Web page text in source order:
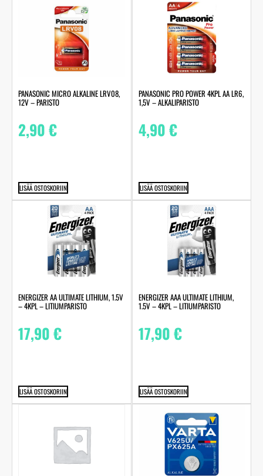
PANASONIC MICRO ALKALINE LRV08,
12V – PARISTO
2,90€
LISÄÄ OSTOSKORIIN
PANASONIC PRO POWER 4KPL AA LR6,
1,5V – ALKALIPARISTO
4,90€
LISÄÄ OSTOSKORIIN
ENERGIZER AA ULTIMATE LITHIUM, 1.5V
– 4KPL – LITIUMPARISTO
17,90€
LISÄÄ OSTOSKORIIN
ENERGIZER AAA ULTIMATE LITHIUM,
1.5V – 4KPL – LITIUMPARISTO
17,90€
LISÄÄ OSTOSKORIIN